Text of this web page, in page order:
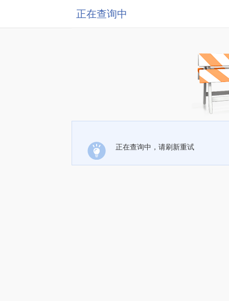
正在查询中
正在查询中，请刷新重试